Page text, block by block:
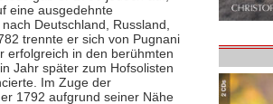
eine ausgedehnte
Deutschland, Russland,
trennte er sich von Pugnani
erfolgreich in den berühmten
Jahr später zum Hofsolisten
Im Zuge der
1792 aufgrund seiner Nähe